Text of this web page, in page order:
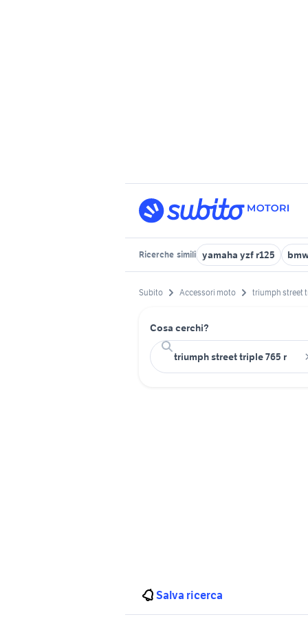
Ricerche simili yamaha yzf r125
Subito Accessori moto triumph street
Cosa cerchi?
Salva ricerca